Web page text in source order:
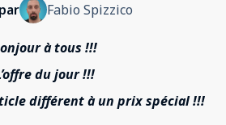
Fabio Spizzico
à tous !!!
du jour !!!
différent à un prix spécial !!!